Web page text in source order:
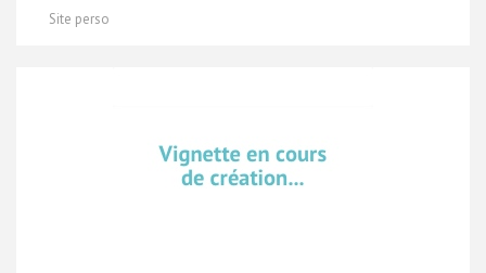
Site perso